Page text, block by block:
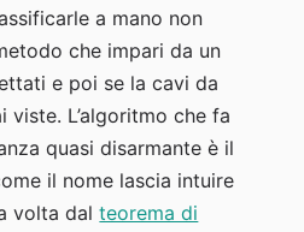
a mano non
che impari da un
e poi se la cavi da
viste. L’algoritmo che fa
quasi disarmante è il
il nome lascia intuire
volta dalteorema di